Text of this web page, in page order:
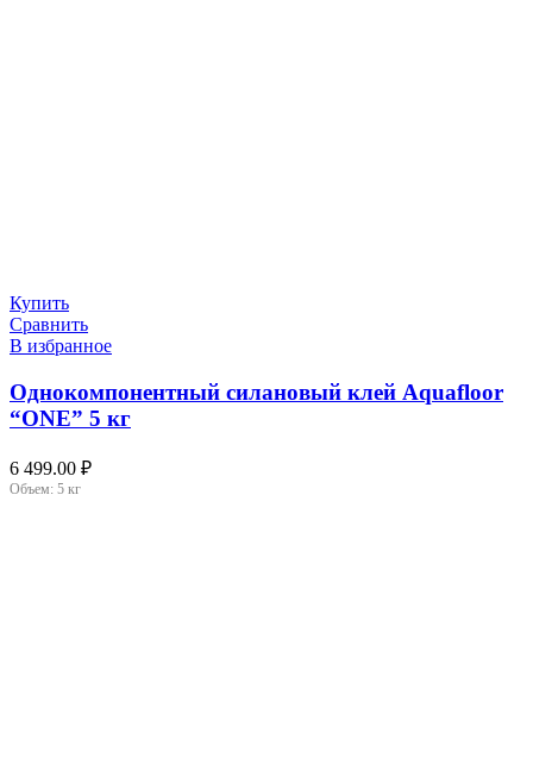
Купить
Сравнить
В избранное
Однокомпонентный силановый клей Aquafloor
“ONE” 5 кг
6 499.00 ₽
Объем: 5 кг